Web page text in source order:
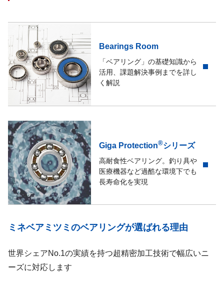
Bearings Room
「ベアリング」の基礎知識から
活用、課題解決事例までを詳し
く解説
Giga Protection®シリーズ
高耐食性ベアリング。釣り具や
医療機器など過酷な環境下でも
長寿命化を実現
ミネベアミツミのベアリングが選ばれる理由
世界シェアNo.1の実績を持つ超精密加工技術で幅広いニ
ーズに対応します